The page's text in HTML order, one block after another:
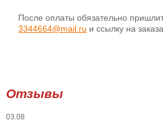
После оплаты обязательно
3344664@mail.ru и ссылку на
Отзывы
03.08